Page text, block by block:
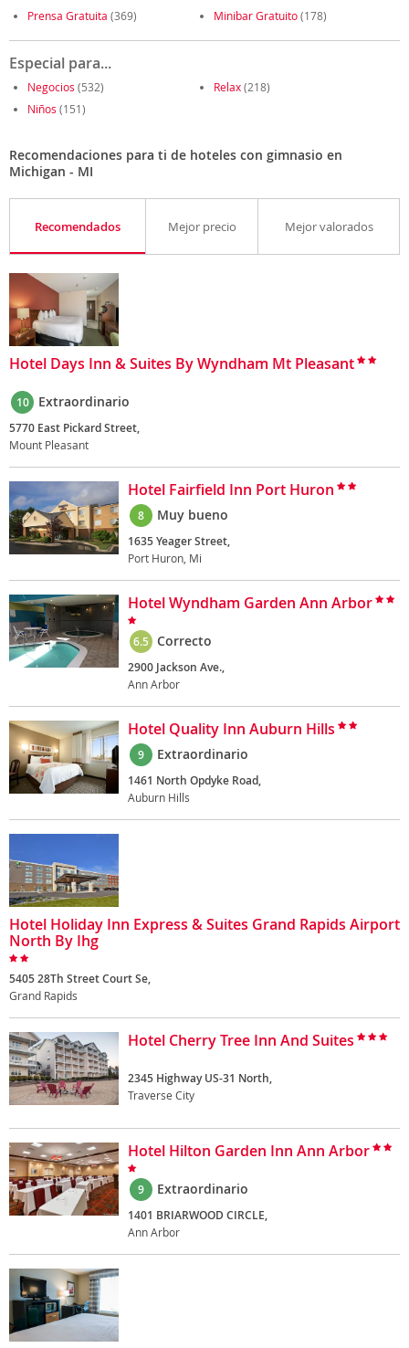
Prensa Gratuita (369) Minibar Gratuito(178)
Especial para...
Negocios (532) Relax(218)
Niños (151)
Recomendaciones para ti de hoteles con gimnasio en
Michigan - MI
Recomendados Mejor precio Mejor valorados
Hotel Days Inn & Suites By Wyndham Mt Pleasant
10 Extraordinario
5770 East Pickard Street,
Mount Pleasant
Hotel Fairfield Inn Port Huron
8 Muy bueno
1635 Yeager Street,
Port Huron, Mi
Hotel Wyndham Garden Ann Arbor
6.5 Correcto
2900 Jackson Ave.,
Ann Arbor
Hotel Quality Inn Auburn Hills
9 Extraordinario
1461 North Opdyke Road,
Auburn Hills
Hotel Holiday Inn Express & Suites Grand Rapids Airport
North By Ihg
5405 28Th Street Court Se,
Grand Rapids
Hotel Cherry Tree Inn And Suites
2345 Highway US-31 North,
Traverse City
Hotel Hilton Garden Inn Ann Arbor
9 Extraordinario
1401 BRIARWOOD CIRCLE,
Ann Arbor